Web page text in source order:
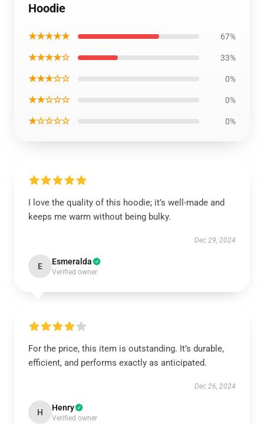
Hoodie
★★★★★ 67%
★★★★☆ 33%
★★★☆☆ 0%
★★☆☆☆ 0%
★☆☆☆☆ 0%
I love the quality of this hoodie; it’s well-made and
keeps me warm without being bulky.
Dec 29, 2024
E Esmeralda
Verified owner
For the price, this item is outstanding. It’s durable,
efficient, and performs exactly as anticipated.
Dec 26, 2024
H Henry
Verified owner